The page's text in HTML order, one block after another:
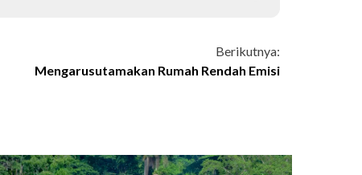
Berikutnya:
Mengarusutamakan Rumah Rendah Emisi